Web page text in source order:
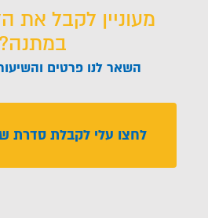
מעוניין לקבל את
במתנה?
השאר לנו פרטים
לחצו עלי לקבלת סדרת